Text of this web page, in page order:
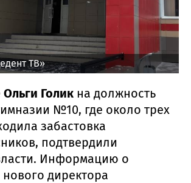
ТВ»
Ольги Голик на должность
№10, где около трех
забастовка
подтвердили
Информацию о
директора